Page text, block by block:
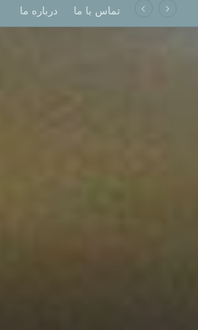
برای
تماس با ما درباره ما